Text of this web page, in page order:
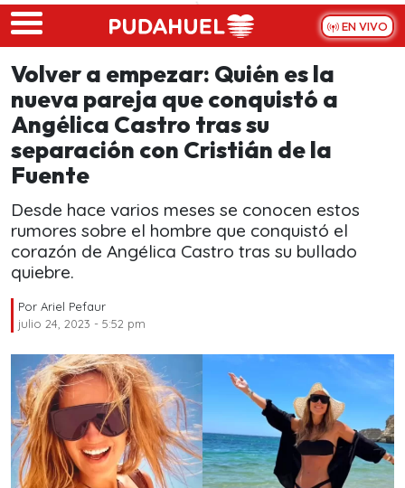
Skip to main content
EN VIVO
Volver a empezar: Quién es la
nueva pareja que conquistó a
Angélica Castro tras su
separación con Cristián de la
Fuente
Desde hace varios meses se conocen estos
rumores sobre el hombre que conquistó el
corazón de Angélica Castro tras su bullado
quiebre.
Por Ariel Pefaur
julio 24, 2023 - 5:52 pm